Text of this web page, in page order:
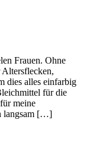
Frauen. Ohne
Altersflecken,
dies alles einfarbig
für die
meine
langsam […]